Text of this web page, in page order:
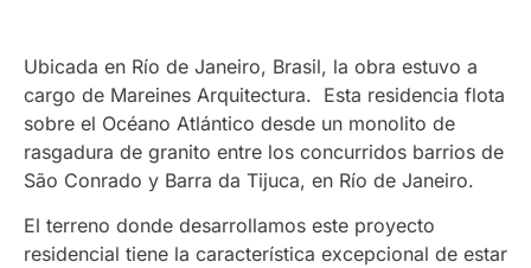
Ubicada en Río de Janeiro, Brasil, la obra estuvo a
cargo de Mareines Arquitectura. Esta residencia flota
sobre el Océano Atlántico desde un monolito de
rasgadura de granito entre los concurridos barrios de
São Conrado y Barra da Tijuca, en Río de Janeiro.
El terreno donde desarrollamos este proyecto
residencial tiene la característica excepcional de estar